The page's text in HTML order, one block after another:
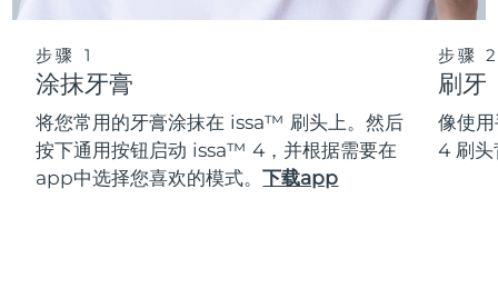
步骤 1
涂抹牙膏
将您常用的牙膏涂抹在 issa™ 刷头上。然后
按下通用按钮启动 issa™ 4，并根据需要在
app中选择您喜欢的模式。下载app
步骤
刷牙
像使
4 刷头